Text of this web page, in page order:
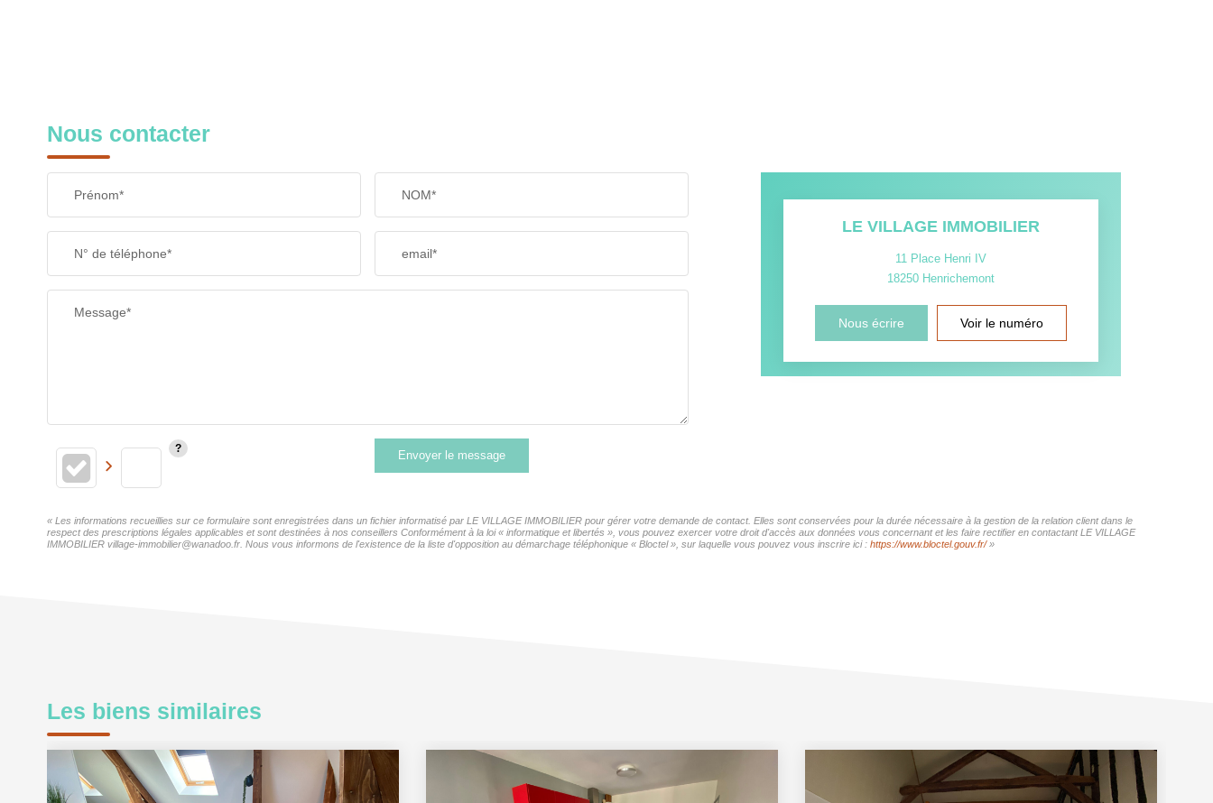
Nous contacter
Prénom* NOM*
N° de téléphone* email*
Message*
Envoyer le message
LE VILLAGE IMMOBILIER
11 Place Henri IV
18250 Henrichemont
Nous écrire Voir le numéro
« Les informations recueillies sur ce formulaire sont enregistrées dans un fichier informatisé par LE VILLAGE IMMOBILIER pour gérer votre demande de contact. Elles sont conservées pour la durée nécessaire à la gestion de la relation client dans le
respect des prescriptions légales applicables et sont destinées à nos conseillers Conformément à la loi « informatique et libertés », vous pouvez exercer votre droit d'accès aux données vous concernant et les faire rectifier en contactant LE VILLAGE
IMMOBILIER village-immobilier@wanadoo.fr. Nous vous informons de l'existence de la liste d'opposition au démarchage téléphonique « Bloctel », sur laquelle vous pouvez vous inscrire ici : https://www.bloctel.gouv.fr/»
Les biens similaires